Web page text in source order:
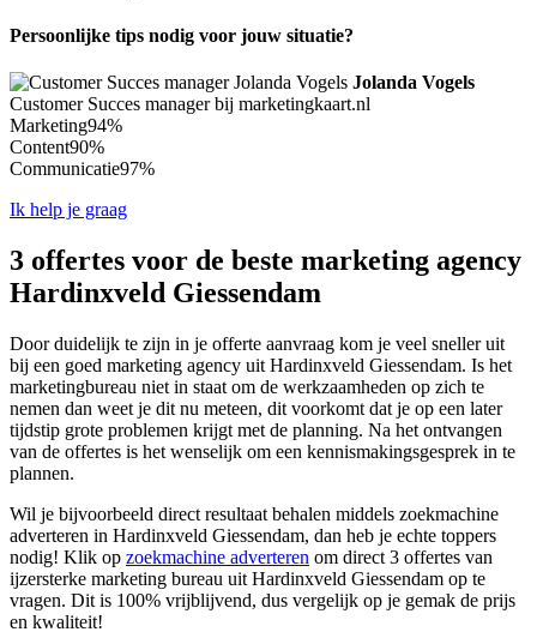
Persoonlijke tips nodig voor jouw situatie?
Jolanda Vogels
Customer Succes manager bij marketingkaart.nl
Marketing94%
Content90%
Communicatie97%
Ik help je graag
3 offertes voor de beste marketing agency
Hardinxveld Giessendam
Door duidelijk te zijn in je offerte aanvraag kom je veel sneller uit
bij een goed marketing agency uit Hardinxveld Giessendam. Is het
marketingbureau niet in staat om de werkzaamheden op zich te
nemen dan weet je dit nu meteen, dit voorkomt dat je op een later
tijdstip grote problemen krijgt met de planning. Na het ontvangen
van de offertes is het wenselijk om een kennismakingsgesprek in te
plannen.
Wil je bijvoorbeeld direct resultaat behalen middels zoekmachine
adverteren in Hardinxveld Giessendam, dan heb je echte toppers
nodig! Klik op zoekmachine adverteren om direct 3 offertes van
ijzersterke marketing bureau uit Hardinxveld Giessendam op te
vragen. Dit is 100% vrijblijvend, dus vergelijk op je gemak de prijs
en kwaliteit!